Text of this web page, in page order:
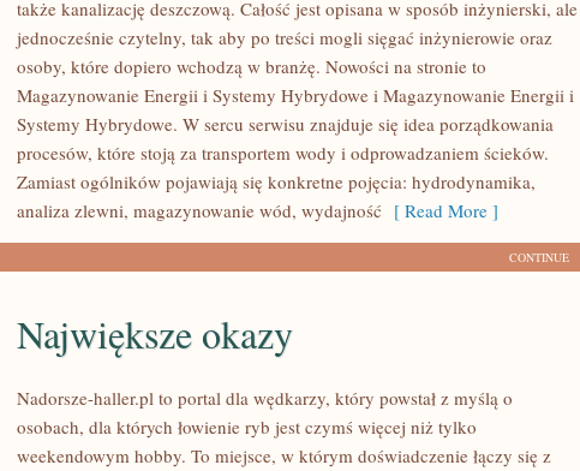
DIAGNOSTYKA
SERWIS
także kanalizację deszczową. Całość jest opisana w sposób inżynierski, ale
jednocześnie czytelny, tak aby po treści mogli sięgać inżynierowie oraz
osoby, które dopiero wchodzą w branżę. Nowości na stronie to
Magazynowanie Energii i Systemy Hybrydowe i Magazynowanie Energii i
Systemy Hybrydowe. W sercu serwisu znajduje się idea porządkowania
procesów, które stoją za transportem wody i odprowadzaniem ścieków.
Zamiast ogólników pojawiają się konkretne pojęcia: hydrodynamika,
analiza zlewni, magazynowanie wód, wydajność [ Read More ]
CONTINUE
Największe okazy
Nadorsze-haller.pl to portal dla wędkarzy, który powstał z myślą o
osobach, dla których łowienie ryb jest czymś więcej niż tylko
weekendowym hobby. To miejsce, w którym doświadczenie łączy się z